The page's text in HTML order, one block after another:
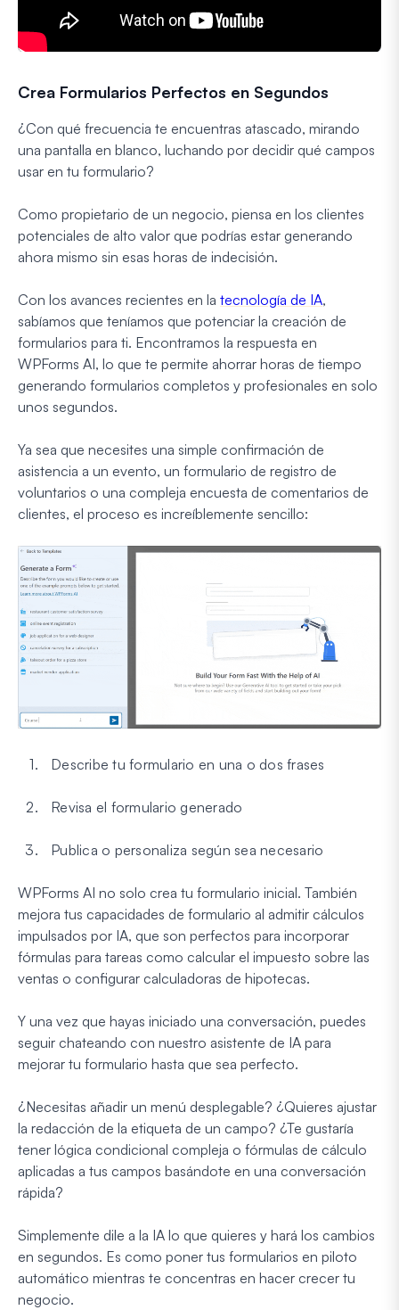
Crea Formularios Perfectos en Segundos
¿Con qué frecuencia te encuentras atascado, mirando
una pantalla en blanco, luchando por decidir qué campos
usar en tu formulario?
Como propietario de un negocio, piensa en los clientes
potenciales de alto valor que podrías estar generando
ahora mismo sin esas horas de indecisión.
Con los avances recientes en la tecnología de IA,
sabíamos que teníamos que potenciar la creación de
formularios para ti. Encontramos la respuesta en
WPForms AI, lo que te permite ahorrar horas de tiempo
generando formularios completos y profesionales en solo
unos segundos.
Ya sea que necesites una simple confirmación de
asistencia a un evento, un formulario de registro de
voluntarios o una compleja encuesta de comentarios de
clientes, el proceso es increíblemente sencillo:
Describe tu formulario en una o dos frases
Revisa el formulario generado
Publica o personaliza según sea necesario
WPForms AI no solo crea tu formulario inicial. También
mejora tus capacidades de formulario al admitir cálculos
impulsados por IA, que son perfectos para incorporar
fórmulas para tareas como calcular el impuesto sobre las
ventas o configurar calculadoras de hipotecas.
Y una vez que hayas iniciado una conversación, puedes
seguir chateando con nuestro asistente de IA para
mejorar tu formulario hasta que sea perfecto.
¿Necesitas añadir un menú desplegable? ¿Quieres ajustar
la redacción de la etiqueta de un campo? ¿Te gustaría
tener lógica condicional compleja o fórmulas de cálculo
aplicadas a tus campos basándote en una conversación
rápida?
Simplemente dile a la IA lo que quieres y hará los cambios
en segundos. Es como poner tus formularios en piloto
automático mientras te concentras en hacer crecer tu
negocio.